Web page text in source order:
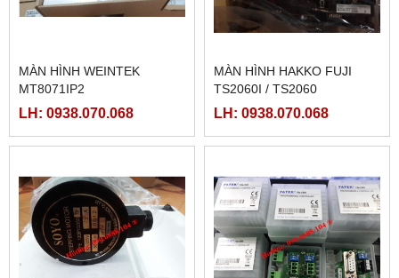
MÀN HÌNH WEINTEK
MT8071IP2
LH: 0938.070.068
MÀN HÌNH HAKKO FUJI
TS2060I / TS2060
LH: 0938.070.068